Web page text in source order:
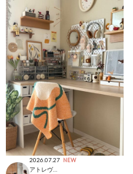
2026.07.27 NEW
アトレヴィ大塚店